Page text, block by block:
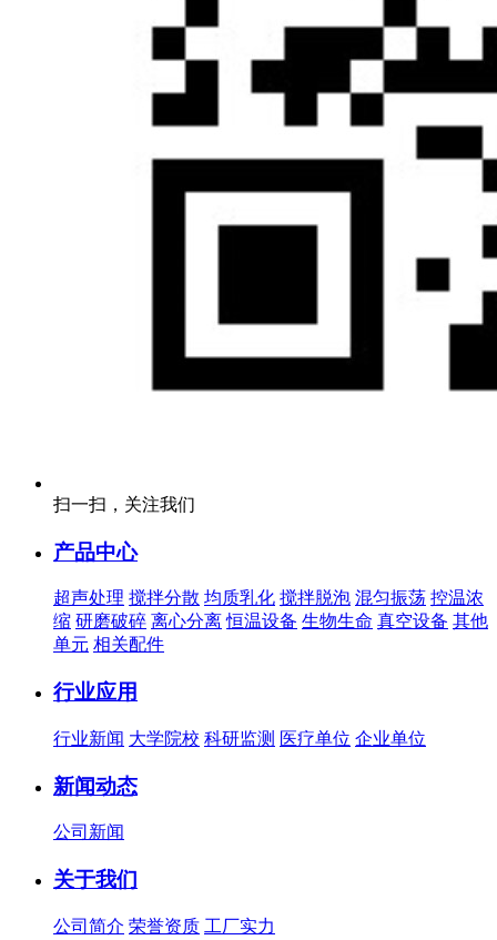
扫一扫，关注我们
产品中心
超声处理 搅拌分散 均质乳化 搅拌脱泡 混匀振荡 控温浓
缩 研磨破碎 离心分离 恒温设备 生物生命 真空设备 其他
单元 相关配件
行业应用
行业新闻 大学院校 科研监测 医疗单位 企业单位
新闻动态
公司新闻
关于我们
公司简介 荣誉资质 工厂实力